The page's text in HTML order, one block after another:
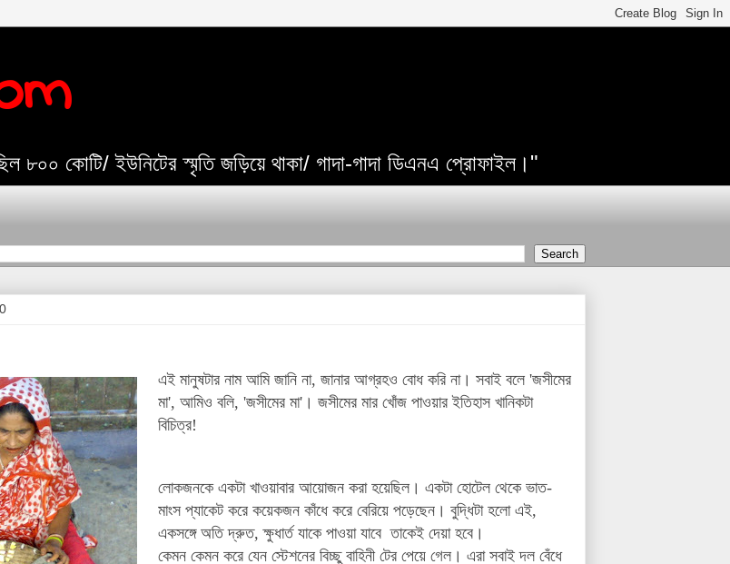
৮০০ কোটি/ ইউনিটের স্মৃতি জড়িয়ে থাকা/ গাদা-গাদা ডিএনএ প্রোফাইল।"
এই মানুষটার নাম আমি জানি না, জানার আগ্রহও বোধ করি না। সবাই বলে 'জসীমের
মা', আমিও বলি, 'জসীমের মা'। জসীমের মার খোঁজ পাওয়ার ইতিহাস খানিকটা
বিচিত্র!
লোকজনকে একটা খাওয়াবার আয়োজন করা হয়েছিল। একটা হোটেল থেকে ভাত-
মাংস প্যাকেট করে কয়েকজন কাঁধে করে বেরিয়ে পড়েছেন। বুদ্ধিটা হলো এই,
একসঙ্গে অতি দ্রুত, ক্ষুধার্ত যাকে পাওয়া যাবে তাকেই দেয়া হবে।
কেমন কেমন করে যেন স্টেশনের বিচ্ছু বাহিনী টের পেয়ে গেল। এরা সবাই দল বেঁধে